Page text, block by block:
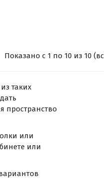
Показано с 1 по 10 из 10
таких
пространство
или
или